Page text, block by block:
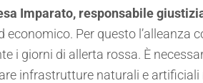
Imparato, responsabile
Per questo
giorni di allerta rossa. È
infrastrutture naturali e artificiali